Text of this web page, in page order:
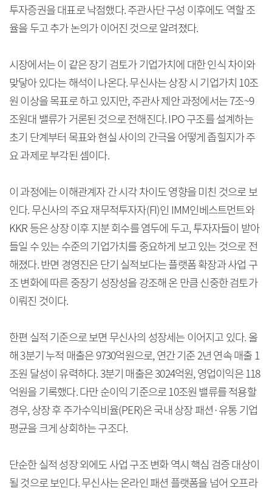
투자증권을 대표로 낙점했다. 주관사단 구성 이후에도 역할 조
율을 두고 추가 논의가 이어진 것으로 알려졌다.
시장에서는 이 같은 장기 검토가 기업가치에 대한 인식 차이와
맞닿아 있다는 해석이 나온다. 무신사는 상장 시 기업가치 10조
원 이상을 목표로 하고 있지만, 주관사 제안 과정에서는 7조~9
조원대 밸류가 거론된 것으로 전해진다. IPO 구조를 설계하는
초기 단계부터 목표와 현실 사이의 간극을 어떻게 좁힐지가 주
요 과제로 부각된 셈이다.
이 과정에는 이해관계자 간 시각 차이도 영향을 미친 것으로 보
인다. 무신사의 주요 재무적투자자(FI)인 IMM인베스트먼트와
KKR 등은 상장 이후 지분 회수를 염두에 두고, 투자자들이 받아
들일 수 있는 수준의 기업가치를 중요하게 보고 있는 것으로 전
해졌다. 반면 경영진은 단기 실적보다는 플랫폼 확장과 사업 구
조 변화에 따른 중장기 성장성을 강조해 온 만큼 신중한 검토가
이뤄진 것이다.
한편 실적 기준으로 보면 무신사의 성장세는 이어지고 있다. 올
해 3분기 누적 매출은 9730억원으로, 연간 기준 2년 연속 매출 1
조원 달성이 유력하다. 3분기 매출은 3024억원, 영업이익은 118
억원을 기록했다. 다만 순이익 기준으로 10조원 밸류를 적용할
경우, 상장 후 주가수익비율(PER)은 국내 상장 패션·유통 기업
평균을 크게 상회하는 구조다.
단순한 실적 성장 외에도 사업 구조 변화 역시 핵심 검증 대상이
될 것으로 보인다. 무신사는 온라인 패션 플랫폼을 넘어 오프라